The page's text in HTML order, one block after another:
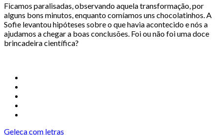
Ficamos paralisadas, observando aquela transformação, por
alguns bons minutos, enquanto comíamos uns chocolatinhos. A
Sofie levantou hipóteses sobre o que havia acontecido e nós a
ajudamos a chegar a boas conclusões. Foi ou não foi uma doce
brincadeira científica?
Geleca com letras